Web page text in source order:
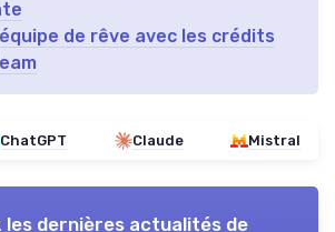
de rêve avec les crédits
ChatGPT Claude Mistral
les dernières actualités de